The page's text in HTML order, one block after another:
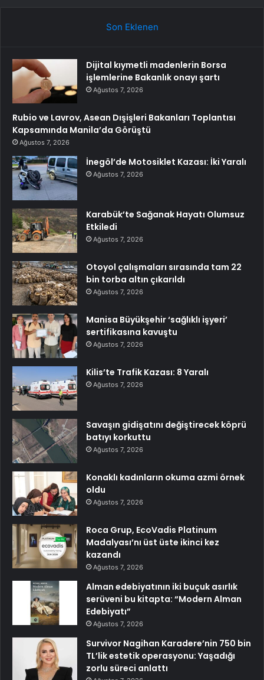
Son Eklenen
Dijital kıymetli madenlerin Borsa
işlemlerine Bakanlık onayı şartı
Ağustos 7, 2026
Rubio ve Lavrov, Asean Dışişleri Bakanları Toplantısı
Kapsamında Manila’da Görüştü
Ağustos 7, 2026
İnegöl’de Motosiklet Kazası: İki Yaralı
Ağustos 7, 2026
Karabük’te Sağanak Hayatı Olumsuz
Etkiledi
Ağustos 7, 2026
Otoyol çalışmaları sırasında tam 22
bin torba altın çıkarıldı
Ağustos 7, 2026
Manisa Büyükşehir ‘sağlıklı işyeri’
sertifikasına kavuştu
Ağustos 7, 2026
Kilis’te Trafik Kazası: 8 Yaralı
Ağustos 7, 2026
Savaşın gidişatını değiştirecek köprü
batıyı korkuttu
Ağustos 7, 2026
Konaklı kadınların okuma azmi örnek
oldu
Ağustos 7, 2026
Roca Grup, EcoVadis Platinum
Madalyası’nı üst üste ikinci kez
kazandı
Ağustos 7, 2026
Alman edebiyatının iki buçuk asırlık
serüveni bu kitapta: “Modern Alman
Edebiyatı”
Ağustos 7, 2026
Survivor Nagihan Karadere’nin 750 bin
TL’lik estetik operasyonu: Yaşadığı
zorlu süreci anlattı